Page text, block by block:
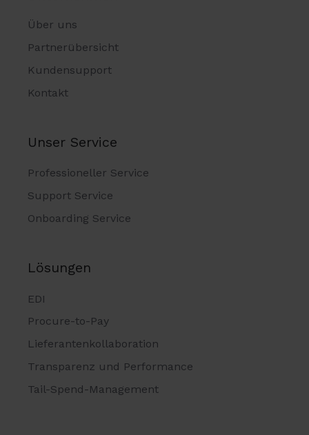
Über uns
Partnerübersicht
Kundensupport
Kontakt
Unser Service
Professioneller Service
Support Service
Onboarding Service
Lösungen
EDI
Procure-to-Pay
Lieferantenkollaboration
Transparenz und Performance
Tail-Spend-Management